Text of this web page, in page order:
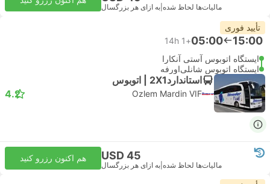
مالیات‌ها لحاظ شده به ازای هر بزرگسال
تأیید فوری
15:00
05:00
+1
14h
ایستگاه اتوبوس آستی آنکارا
ایستگاه اتوبوس شانلی‌اورفه
استاندارد2X1 | اتوبوس
Ozlem Mardin VIF
4.2
USD 45
مالیات‌ها لحاظ شده به ازای هر بزرگسال
هم اکنون رزرو کنید